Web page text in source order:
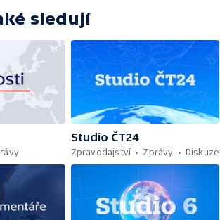
sledují
Studio ČT24
Zpravodajství
Zprávy Diskuze